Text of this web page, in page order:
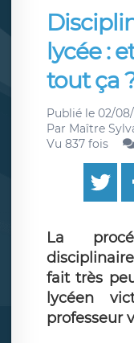
lycée :
tout ça
Publié le 02/
Par Maître
Vu 837 fois
La
fait très
lycéen
professeur